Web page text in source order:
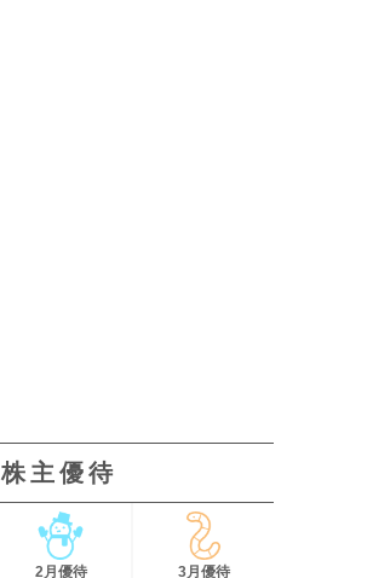
株主優待
2月優待 3月優待